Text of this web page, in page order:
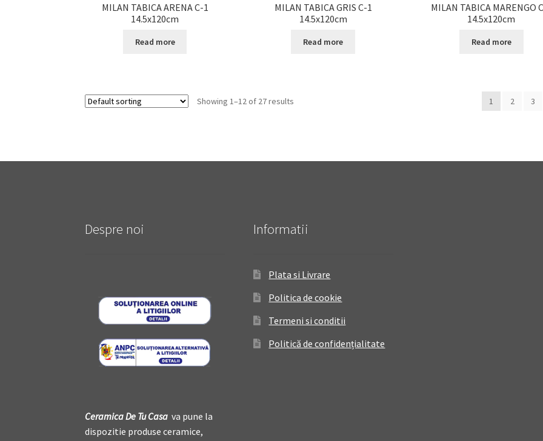
MILAN TABICA ARENA C-1
14.5x120cm
Read more
MILAN TABICA GRIS C-1
14.5x120cm
Read more
MILAN TABICA MARENGO
14.5x120cm
Read more
Showing 1–12 of 27 results 1 2 3
Despre noi
Ceramica De Tu Casa va pune la
dispozitie produse ceramice,
Informatii
Plata si Livrare
Politica de cookie
Termeni si conditii
Politică de confidențialitate